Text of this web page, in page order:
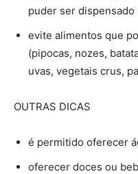
puder ser dispensado
evite alimentos que
(pipocas, nozes,
uvas, vegetais crus,
OUTRAS DICAS
é permitido oferecer
oferecer doces ou